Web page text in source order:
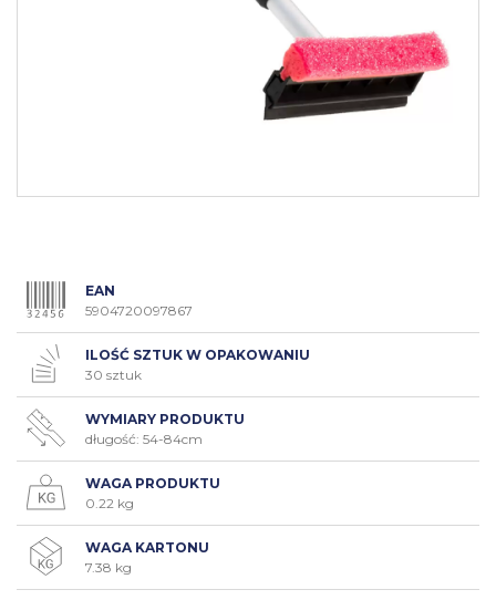
EAN
5904720097867
ILOŚĆ SZTUK W OPAKOWANIU
30 sztuk
WYMIARY PRODUKTU
długość: 54-84cm
WAGA PRODUKTU
0.22 kg
WAGA KARTONU
7.38 kg